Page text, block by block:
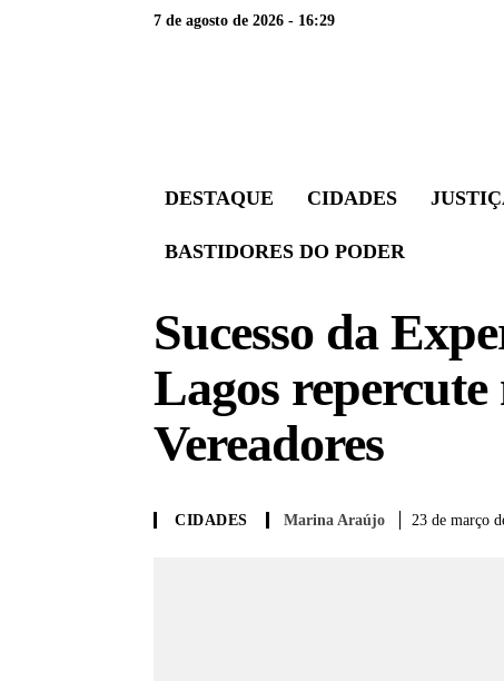
7 de agosto de 2026 - 16:29
DESTAQUE CIDADES
BASTIDORES DO PODER
Sucesso da
Lagos
Vereadores
CIDADES Marina Araújo 23 de março